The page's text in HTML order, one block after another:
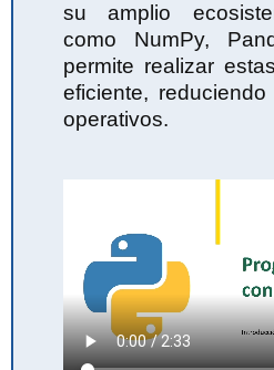
su amplio
como NumPy,
permite realizar
eficiente,
operativos.